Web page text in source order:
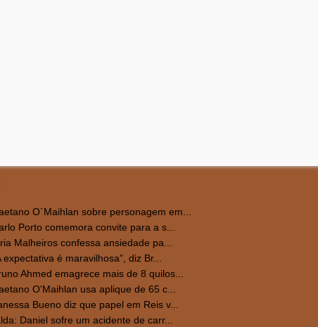
O´Maihlan sobre personagem em...
Porto comemora convite para a s...
Malheiros confessa ansiedade pa...
expectativa é maravilhosa”, diz Br...
Ahmed emagrece mais de 8 quilos...
O'Maihlan usa aplique de 65 c...
Bueno diz que papel em Reis v...
Daniel sofre um acidente de carr...